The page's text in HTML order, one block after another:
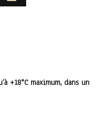
+18°C maximum, dans un